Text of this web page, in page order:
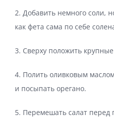
2. Добавить немного соли,
как фета сама по себе
3. Сверху положить
4. Полить оливковым
и посыпать орегано.
5. Перемешать салат перед